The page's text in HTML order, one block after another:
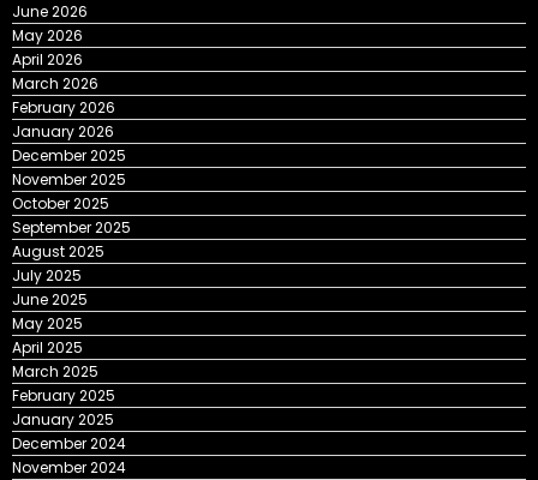
June 2026
May 2026
April 2026
March 2026
February 2026
January 2026
December 2025
November 2025
October 2025
September 2025
August 2025
July 2025
June 2025
May 2025
April 2025
March 2025
February 2025
January 2025
December 2024
November 2024